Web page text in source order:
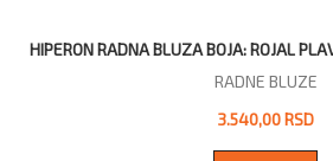
HIPERON RADNA BLUZA BOJA: ROJAL
RADNE BLUZE
3.540,00 RSD